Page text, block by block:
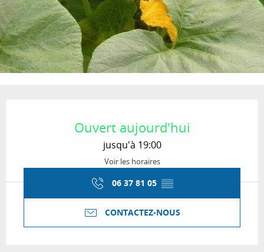
Ouvert aujourd'hui
jusqu'à 19:00
Voir les horaires
06 37 81 05 ▒▒
CONTACTEZ-NOUS